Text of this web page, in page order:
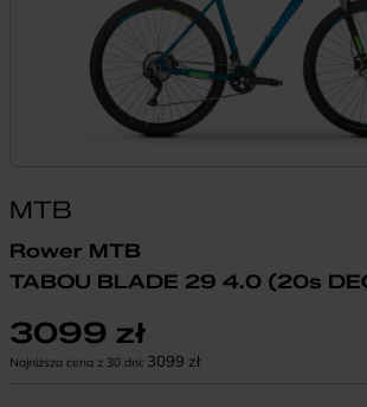
MTB
Rower MTB
TABOU BLADE 29 4.0 (20s
3099 zł
Najniższa cena z 30 dni: 3099 zł